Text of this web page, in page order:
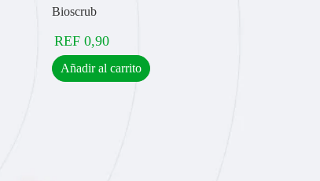
Bioscrub
REF 0,90
Añadir al carrito